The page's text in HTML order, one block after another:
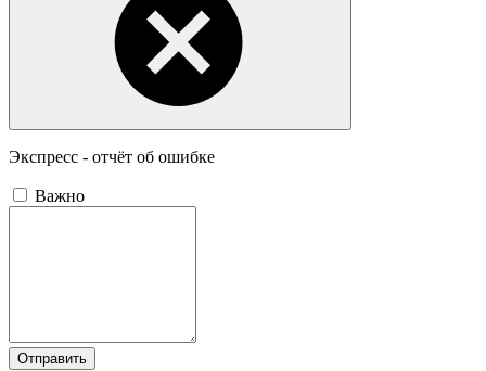
Экспресс - отчёт об ошибке
Важно
Отправить